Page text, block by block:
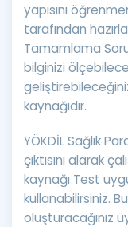
Blog
İngilizce
yapısını
tarafından
Tamamlama
bilginizi
kaynağıdır.
YÖKDİL Sağlık
çıktısını alarak
kaynağı Test
kullanabilirsiniz.
oluşturacağınız